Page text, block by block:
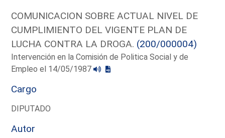
COMUNICACION SOBRE ACTUAL NIVEL DE
CUMPLIMIENTO DEL VIGENTE PLAN DE
LUCHA CONTRA LA DROGA. (200/000004)
Intervención en la Comisión de Politica Social y de
Empleo el 14/05/1987
Cargo
DIPUTADO
Autor